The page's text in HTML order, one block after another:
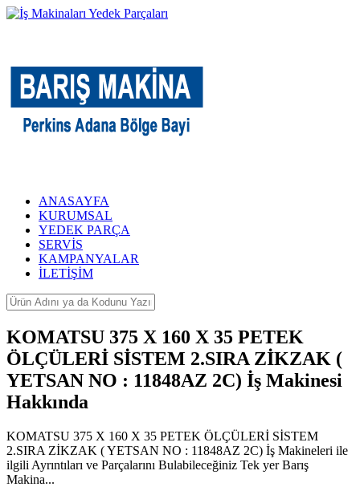
ANASAYFA
KURUMSAL
YEDEK PARÇA
SERVİS
KAMPANYALAR
İLETİŞİM
KOMATSU 375 X 160 X 35 PETEK
ÖLÇÜLERİ SİSTEM 2.SIRA ZİKZAK (
YETSAN NO : 11848AZ 2C) İş Makinesi
Hakkında
KOMATSU 375 X 160 X 35 PETEK ÖLÇÜLERİ SİSTEM
2.SIRA ZİKZAK ( YETSAN NO : 11848AZ 2C) İş Makineleri ile
ilgili Ayrıntıları ve Parçalarını Bulabileceğiniz Tek yer Barış
Makina...